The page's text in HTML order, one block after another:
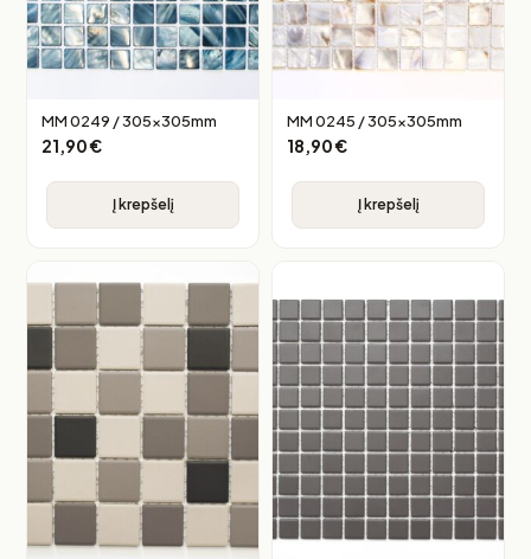
MM 0249 / 305x305mm
21,90€
Į krepšelį
MM 0245 / 305x305mm
18,90€
Į krepšelį